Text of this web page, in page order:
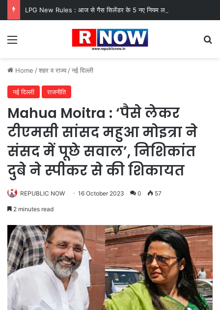
Menu
Home /शहर व राज्य /नई दिल्ली
नई दिल्ली राजनीति
Mahua Moitra : ‘पैसे लेकर
टीएमसी सांसद महुआ मोइत्रा ने
संसद में पूछे सवाल’, निशिकांत
दुबे ने स्पीकर से की शिकायत
REPUBLIC NOW 16 October 2023 0 57
2 minutes read